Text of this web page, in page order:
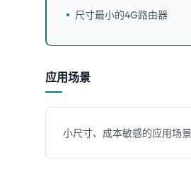
尺寸最小的4G路由器
应用场景
小尺寸、成本敏感的应用场